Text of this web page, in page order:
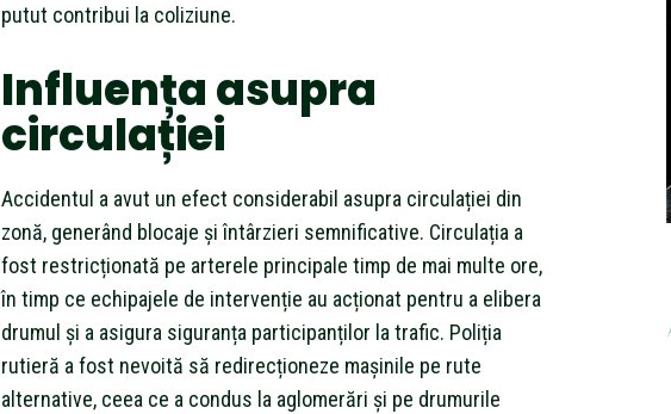
putut contribui la coliziune.
Influența asupra
circulației
Accidentul a avut un efect considerabil asupra circulației din
zonă, generând blocaje și întârzieri semnificative. Circulația a
fost restricționată pe arterele principale timp de mai multe ore,
în timp ce echipajele de intervenție au acționat pentru a elibera
drumul și a asigura siguranța participanților la trafic. Poliția
rutieră a fost nevoită să redirecționeze mașinile pe rute
alternative, ceea ce a condus la aglomerări și pe drumurile